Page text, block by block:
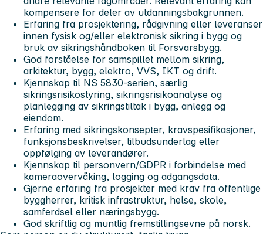
kompensere for deler av utdanningsbakgrunnen.
Erfaring fra prosjektering, rådgivning eller leveranser
innen fysisk og/eller elektronisk sikring i bygg og
bruk av sikringshåndboken til Forsvarsbygg.
God forståelse for samspillet mellom sikring,
arkitektur, bygg, elektro, VVS, IKT og drift.
Kjennskap til NS 5830-serien, særlig
sikringsrisikostyring, sikringsrisikoanalyse og
planlegging av sikringstiltak i bygg, anlegg og
eiendom.
Erfaring med sikringskonsepter, kravspesifikasjoner,
funksjonsbeskrivelser, tilbudsunderlag eller
oppfølging av leverandører.
Kjennskap til personvern/GDPR i forbindelse med
kameraovervåking, logging og adgangsdata.
Gjerne erfaring fra prosjekter med krav fra offentlige
byggherrer, kritisk infrastruktur, helse, skole,
samferdsel eller næringsbygg.
God skriftlig og muntlig fremstillingsevne på norsk.